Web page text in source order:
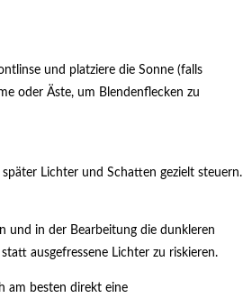
und platziere die Sonne (falls
oder Äste, um Blendenflecken zu
Lichter und Schatten gezielt steuern.
und in der Bearbeitung die dunkleren
ausgefressene Lichter zu riskieren.
am besten direkt eine